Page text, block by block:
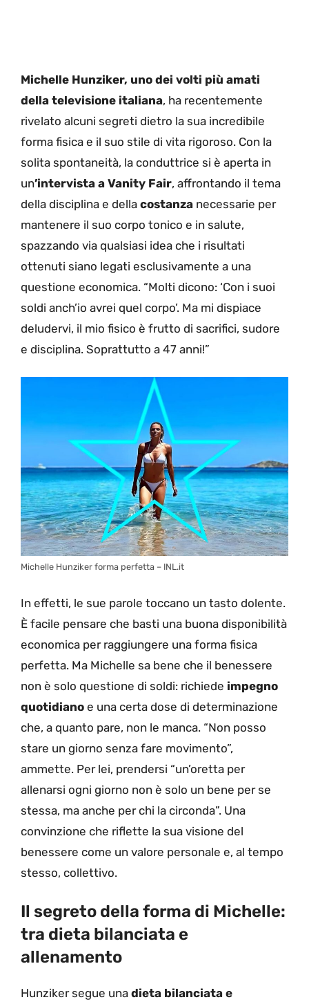
Michelle Hunziker, uno dei volti più amati
della televisione italiana, ha recentemente
rivelato alcuni segreti dietro la sua incredibile
forma fisica e il suo stile di vita rigoroso. Con la
solita spontaneità, la conduttrice si è aperta in
un’intervista a Vanity Fair, affrontando il tema
della disciplina e della costanza necessarie per
mantenere il suo corpo tonico e in salute,
spazzando via qualsiasi idea che i risultati
ottenuti siano legati esclusivamente a una
questione economica. “Molti dicono: ‘Con i suoi
soldi anch’io avrei quel corpo’. Ma mi dispiace
deludervi, il mio fisico è frutto di sacrifici, sudore
e disciplina. Soprattutto a 47 anni!”
Michelle Hunziker forma perfetta – INL.it
In effetti, le sue parole toccano un tasto dolente.
È facile pensare che basti una buona disponibilità
economica per raggiungere una forma fisica
perfetta. Ma Michelle sa bene che il benessere
non è solo questione di soldi: richiede impegno
quotidiano e una certa dose di determinazione
che, a quanto pare, non le manca. “Non posso
stare un giorno senza fare movimento”,
ammette. Per lei, prendersi “un’oretta per
allenarsi ogni giorno non è solo un bene per se
stessa, ma anche per chi la circonda”. Una
convinzione che riflette la sua visione del
benessere come un valore personale e, al tempo
stesso, collettivo.
Il segreto della forma di Michelle:
tra dieta bilanciata e
allenamento
Hunziker segue una dieta bilanciata e